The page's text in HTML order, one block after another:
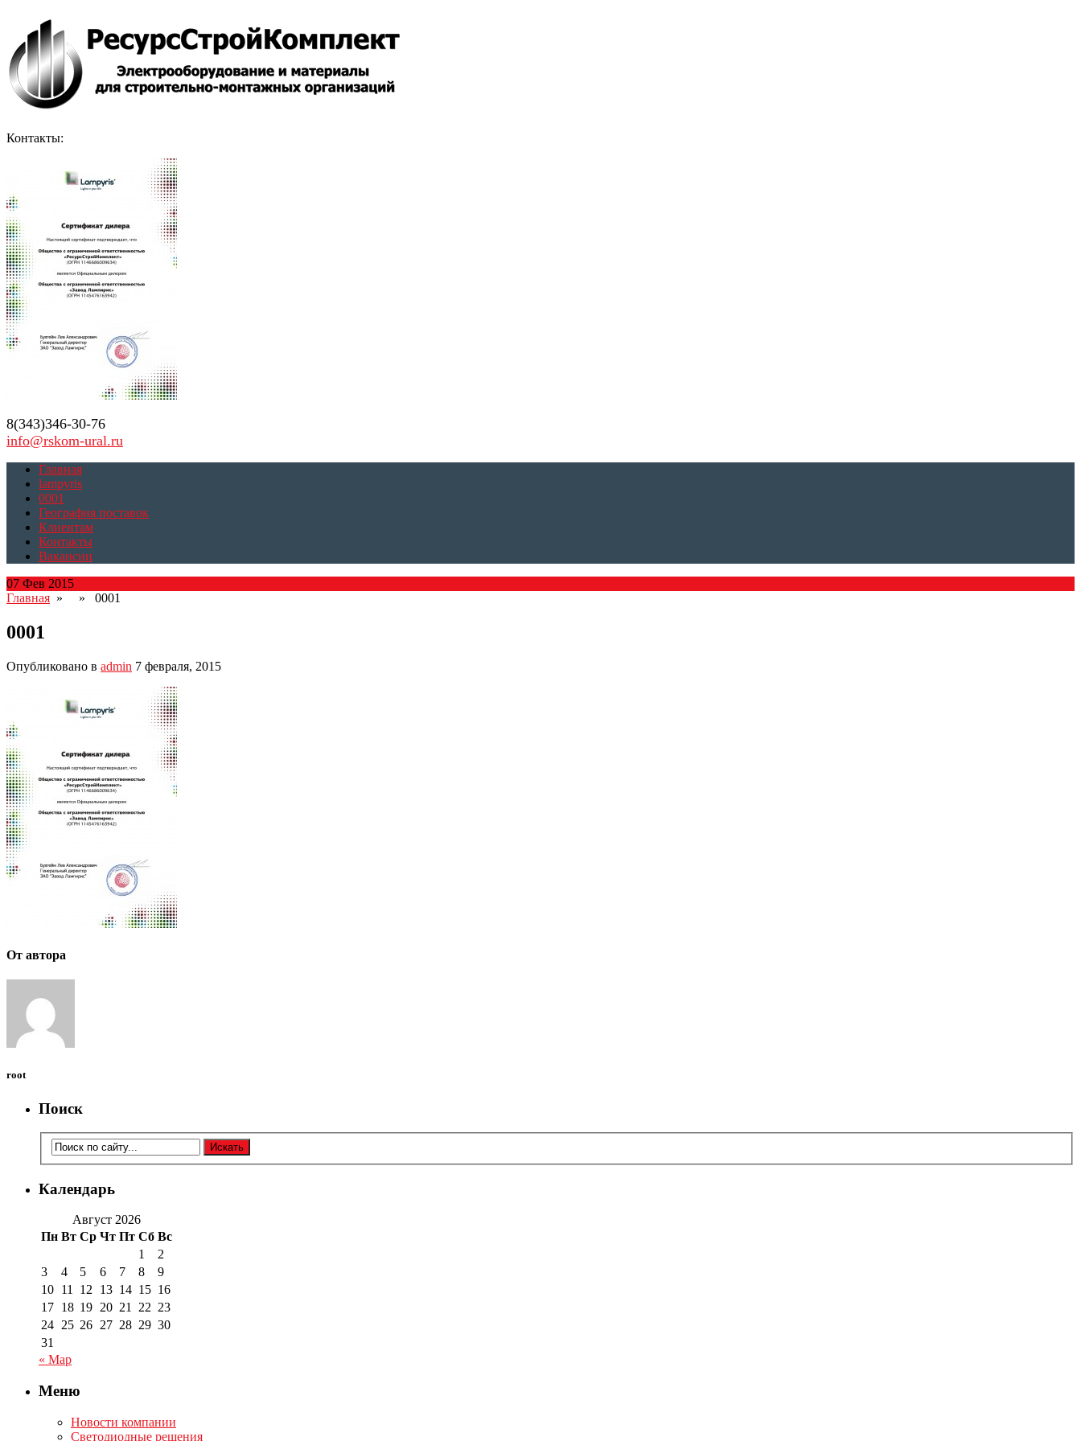
Контакты:
8(343)346-30-76
info@rskom-ural.ru
Главная
lampyris
0001
География поставок
Клиентам
Контакты
Вакансии
07 Фев 2015
Главная » » 0001
0001
Опубликовано в admin 7 февраля, 2015
От автора
root
Поиск
Календарь
Август 2026
Пн Вт Ср Чт Пт Сб Вс
1
2
3
4 5 6 7 8
9
10 11 12 13 14 15 16
17 18 19 20 21 22 23
24 25 26 27 28 29 30
31
« Мар
Меню
Новости компании
Светодиодные решения